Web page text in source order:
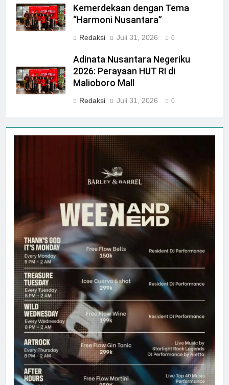
Kemerdekaan dengan Tema
“Harmoni Nusantara”
Redaksi Juli 31, 2026 0
Adinata Nusantara Negeriku
2026: Perayaan HUT RI di
Malioboro Mall
Redaksi Juli 31, 2026 0